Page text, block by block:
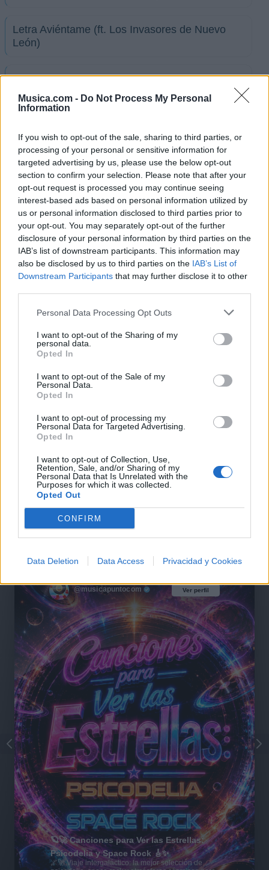
Musica.com - Do Not Process My Personal
Information
If you wish to opt-out of the sale, sharing to third parties, or
processing of your personal or sensitive information for
targeted advertising by us, please use the below opt-out
section to confirm your selection. Please note that after your
opt-out request is processed you may continue seeing
interest-based ads based on personal information utilized by
us or personal information disclosed to third parties prior to
your opt-out. You may separately opt-out of the further
disclosure of your personal information by third parties on the
IAB’s list of downstream participants. This information may
also be disclosed by us to third parties on the IAB’s List of
Downstream Participants that may further disclose it to other
Personal Data Processing Opt Outs
I want to opt-out of the Sharing of my
personal data.
Opted In
I want to opt-out of the Sale of my
Personal Data.
Opted In
I want to opt-out of processing my
Personal Data for Targeted Advertising.
Opted In
I want to opt-out of Collection, Use,
Retention, Sale, and/or Sharing of my
Personal Data that Is Unrelated with the
Purposes for which it was collected.
Opted Out
CONFIRM
Data Deletion Data Access Privacidad y Cookies
Letra Aviéntame (ft. Los Invasores de Nuevo
León)
Letra Con La Misma Espina (ft. Caracter
Norteño)
Apodaca)
Letra Chiquilla Cariñosa (ft. Pesado)
+ Letras de Catarino Leos
Biografía Foro
Comentar Letra
Comenta o pregunta lo que desees sobre Catarino
Leos o 'Buscando A Mi Morena'
Comentar
Ver perfil
@musicapuntocom Ver perfil
🪐🚀 Canciones para Ver las Estrellas:
Psicodelia y Space Rock 🎸✨
🌌🚀 Viaje intergaláctico: la mejor selección de